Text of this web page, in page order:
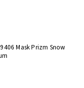
Mask Prizm Snow